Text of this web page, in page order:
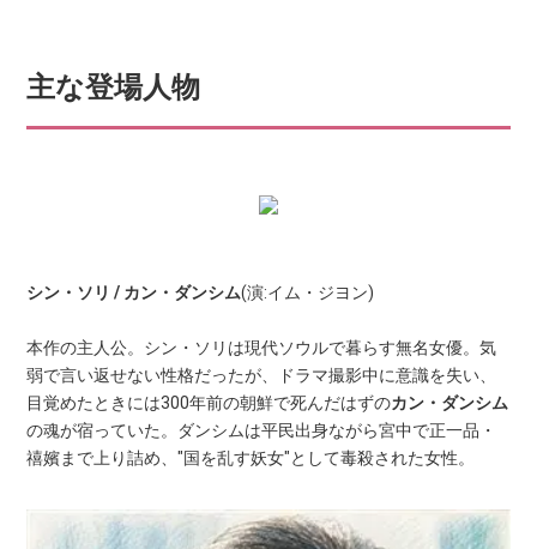
主な登場人物
シン・ソリ / カン・ダンシム(演:イム・ジヨン)
本作の主人公。シン・ソリは現代ソウルで暮らす無名女優。気
弱で言い返せない性格だったが、ドラマ撮影中に意識を失い、
目覚めたときには300年前の朝鮮で死んだはずのカン・ダンシム
の魂が宿っていた。ダンシムは平民出身ながら宮中で正一品・
禧嬪まで上り詰め、"国を乱す妖女"として毒殺された女性。